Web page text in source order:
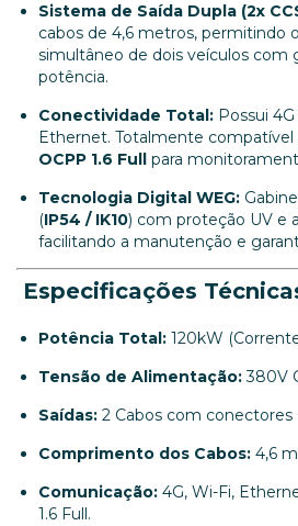
Sistema de Saída Dupla (2x
cabos de 4,6 metros, permitindo
simultâneo de dois veículos com
potência.
Conectividade Total: Possui
Ethernet. Totalmente
OCPP 1.6 Full para
Tecnologia Digital WEG:
(IP54 / IK10) com proteção UV e
facilitando a manutenção e
Especificações
Potência Total: 120kW
Tensão de Alimentação:380V
Saídas: 2 Cabos com conectores
Comprimento dos Cabos: 4,6
Comunicação: 4G, Wi-Fi,
1.6 Full.